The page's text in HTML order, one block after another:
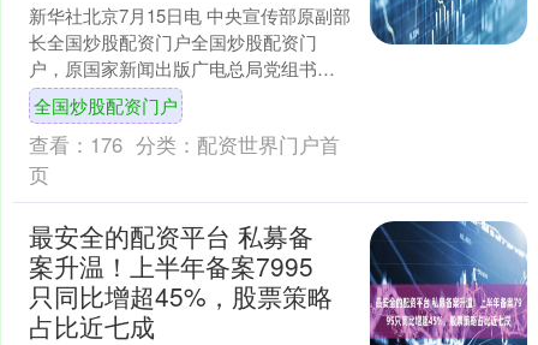
新华社北京7月15日电 中央宣传部原副部
长全国炒股配资门户全国炒股配资门
户，原国家新闻出版广电总局党组书
记、局长蔡赴朝涉嫌严重违纪违法，目
前正接受中央纪委国家监....
全国炒股配资门户
查看： 176 分类： 配资世界门户首
页
最安全的配资平台 私募备
案升温！上半年备案7995
只同比增超45%，股票策略
占比近七成